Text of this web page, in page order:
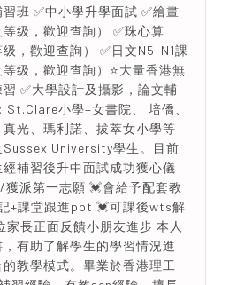
班 ✅中小學升學面試 ✅繪畫
级，歡迎查詢） ✅珠心算
级，歡迎查詢） ✅日文N5-N1課
级，歡迎查詢）⭐️大量香港無
✅大學設計及攝影，論文輔
St.Clare小學+女書院、 培僑、
光、瑪利諾、拔萃女小學等
Sussex University學生。目前
補習後升中面試成功獲心儀
獲派第一志願 💓會給予配套教
+課堂跟進ppt 💓可課後wts解
家長正面反饋小朋友進步 本人
有助了解學生的學習情況進
教學模式。畢業於香港理工